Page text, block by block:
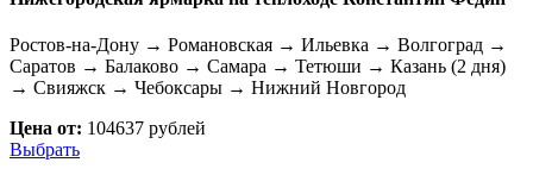
Ростов-на-Дону → Романовская → Ильевка → Волгоград →
Саратов → Балаково → Самара → Тетюши → Казань (2 дня)
→ Свияжск → Чебоксары → Нижний Новгород
Цена от: 104637 рублей
Выбрать